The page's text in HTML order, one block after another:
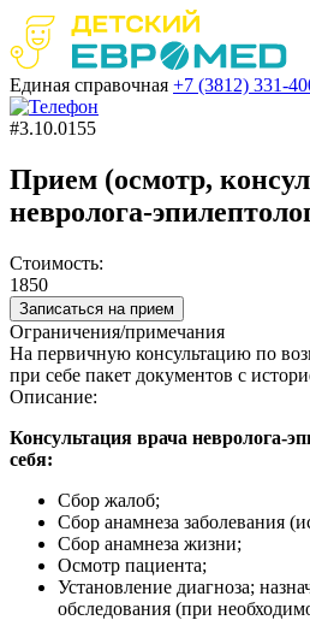
Единая справочная +7 (3812) 331-
#3.10.0155
Прием (осмотр,
невролога-
Стоимость:
1850
Записаться на прием
Ограничения/примечания
На первичную консультацию по
при себе пакет документов с
Описание:
Консультация врача невролога-
себя:
Сбор жалоб;
Сбор анамнеза заболевания
Сбор анамнеза жизни;
Осмотр пациента;
Установление диагноза;
обследования (при